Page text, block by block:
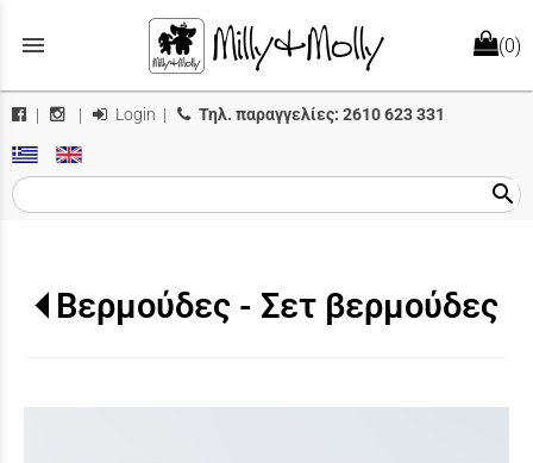
menu (0)
| | Login | Τηλ. παραγγελίες: 2610 623 331
search
Βερμούδες - Σετ βερμούδες